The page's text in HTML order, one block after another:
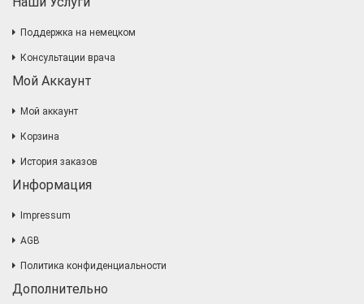
Поддержка на немецком
Консультации врача
Мой Аккаунт
Мой аккаунт
Корзина
История заказов
Информация
Impressum
AGB
Политика конфиденциальности
Дополнительно